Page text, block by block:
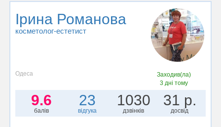
Ірина Романова
косметолог-естетист
Одеса
Заходив(ла)
3 дні тому
9.6
балів
23
відгука
1030
дзвінків
31 р.
досвід